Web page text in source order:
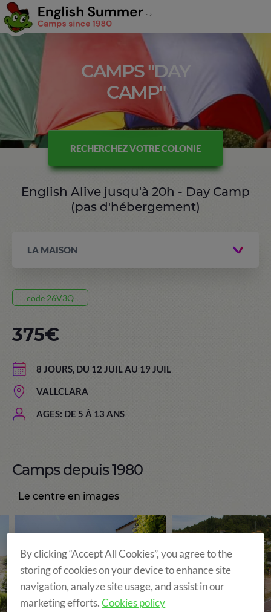
CAMPS "DAY
CAMP"
RECHERCHEZ VOTRE COLONIE
English Alive jusqu'à 20h - Day Camp
(pas d'hébergement)
LA MAISON
code 26V3Q
8 JOURS, DU 12 JUIL AU 19 JUIL
VALLCLARA
AGES: DE 5 À 13 ANS
375€
Camps depuis 1980
Le centre en images
By clicking “Accept All Cookies”, you agree to the
storing of cookies on your device to enhance site
navigation, analyze site usage, and assist in our
marketing efforts.Cookies policy